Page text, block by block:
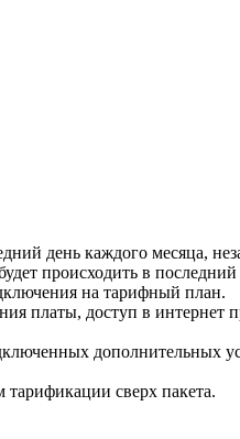
день каждого месяца,
происходить в последний
на тарифный план.
платы, доступ в интернет
дополнительных
сверх пакета.